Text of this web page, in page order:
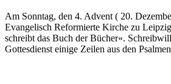
Am Sonntag, den 4. Advent ( 20.
Evangelisch Reformierte Kirche zu
schreibt das Buch der Bücher«.
Gottesdienst einige Zeilen aus den